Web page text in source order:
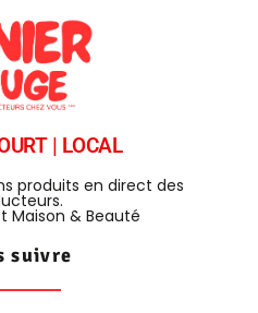
| LOCAL
produits en direct des
Maison & Beauté
suivre